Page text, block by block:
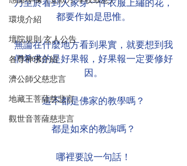
環境介紹
壇院規則/玄人公告
各尊神佛介紹
濟公師父慈悲言
地藏王菩薩慈悲言
觀世音菩薩慈悲言
乃至於看到人家穿一件衣服上繡的花，
都要作如是思惟。
無論在什麼地方看到果實，就要想到我
們希求的是好果報，好果報一定要修好
因。
這不都是佛家的教學嗎？
都是如來的教誨嗎？
哪裡要說一句話！